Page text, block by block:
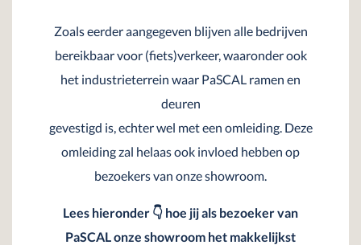
Zoals eerder aangegeven blijven alle bedrijven
bereikbaar voor (fiets)verkeer, waaronder ook
het industrieterrein waar PaSCAL ramen en
deuren
gevestigd is, echter wel met een omleiding. Deze
omleiding zal helaas ook invloed hebben op
bezoekers van onze showroom.
Lees hieronder 👇 hoe jij als bezoeker van
PaSCAL onze showroom het makkelijkst